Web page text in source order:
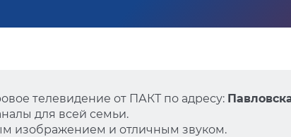
телевидение от ПАКТ по адресу:
для всей семьи.
изображением и отличным звуком.